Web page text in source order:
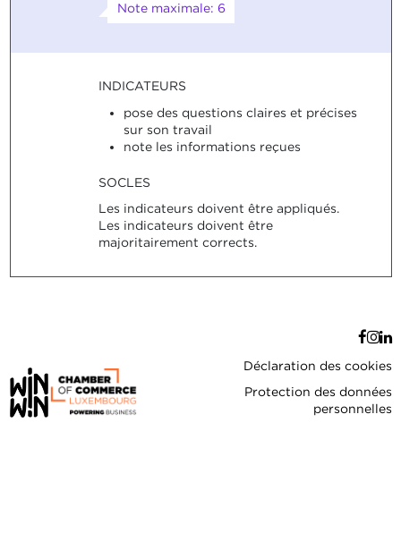
Note maximale: 6
INDICATEURS
pose des questions claires et précises
sur son travail
note les informations reçues
SOCLES
Les indicateurs doivent être appliqués.
Les indicateurs doivent être
majoritairement corrects.
Déclaration des cookies
Protection des données
personnelles